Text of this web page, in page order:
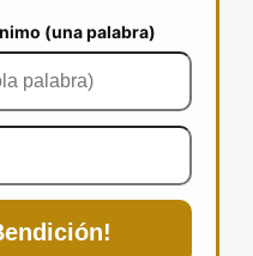
(una palabra)